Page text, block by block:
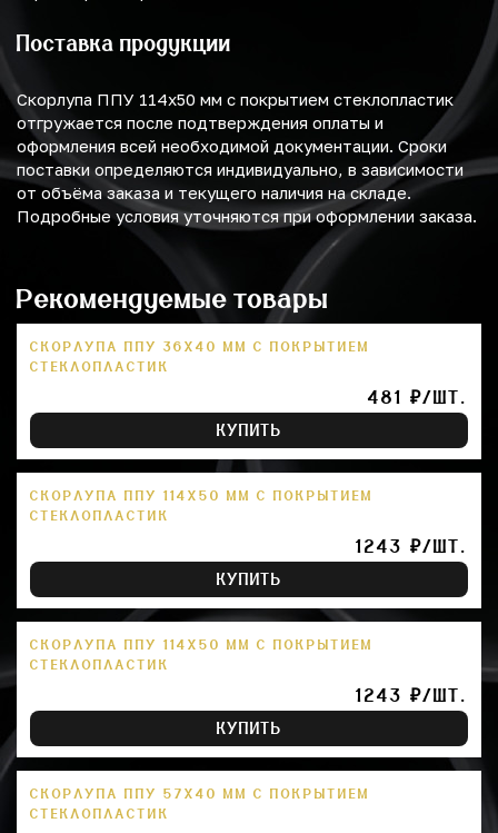
Поставка продукции
Скорлупа ППУ 114х50 мм с покрытием стеклопластик
отгружается после подтверждения оплаты и
оформления всей необходимой документации. Сроки
поставки определяются индивидуально, в зависимости
от объёма заказа и текущего наличия на складе.
Подробные условия уточняются при оформлении заказа.
Рекомендуемые товары
СКОРЛУПА ППУ 36Х40 ММ С ПОКРЫТИЕМ
СТЕКЛОПЛАСТИК
481 ₽/ШТ.
КУПИТЬ
СКОРЛУПА ППУ 114Х50 ММ С ПОКРЫТИЕМ
СТЕКЛОПЛАСТИК
1243 ₽/ШТ.
КУПИТЬ
СКОРЛУПА ППУ 114Х50 ММ С ПОКРЫТИЕМ
СТЕКЛОПЛАСТИК
1243 ₽/ШТ.
КУПИТЬ
СКОРЛУПА ППУ 57Х40 ММ С ПОКРЫТИЕМ
СТЕКЛОПЛАСТИК